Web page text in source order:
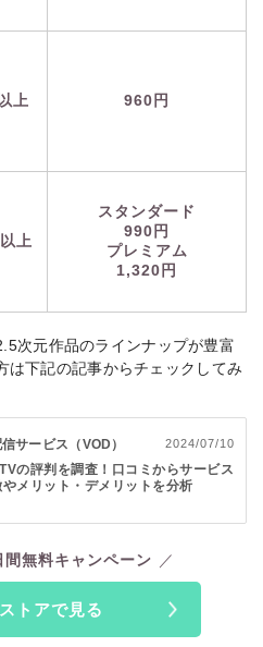
上
960円
上
スタンダード
990円
プレミアム
1,320円
次元作品のラインナップが豊富
は下記の記事からチェックしてみ
サービス（VOD） 2024/07/10
の評判を調査！口コミからサービス
メリット・デメリットを分析
間無料キャンペーン
トアで見る